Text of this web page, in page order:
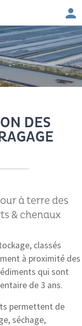
DES
à terre des
& chenaux
classés
à proximité des
qui sont
de 3 ans.
permettent de
séchage,